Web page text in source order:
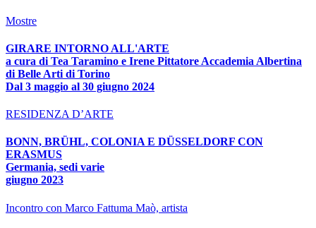
Mostre
GIRARE INTORNO ALL'ARTE
a cura di Tea Taramino e Irene Pittatore Accademia Albertina
di Belle Arti di Torino
Dal 3 maggio al 30 giugno 2024
RESIDENZA D’ARTE
BONN, BRÜHL, COLONIA E DÜSSELDORF CON
ERASMUS
Germania, sedi varie
giugno 2023
Incontro con Marco Fattuma Maò, artista